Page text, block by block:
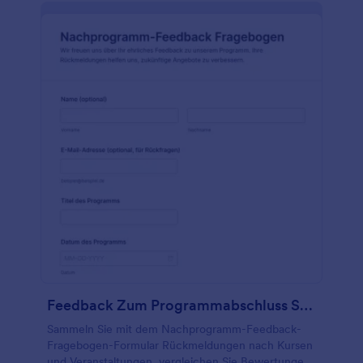
Drive, Dropbox und andere. Wenn Sie nur eine
Vorlage für den Anfang suchen, können Sie Ihre
in Ihre Website ein oder teilen Sie es mit einem Link,
Feedback Zum Programmabschluss Survey
Sammeln Sie mit dem Nachprogramm-Feedback-
Fragebogen-Formular Rückmeldungen nach Kursen